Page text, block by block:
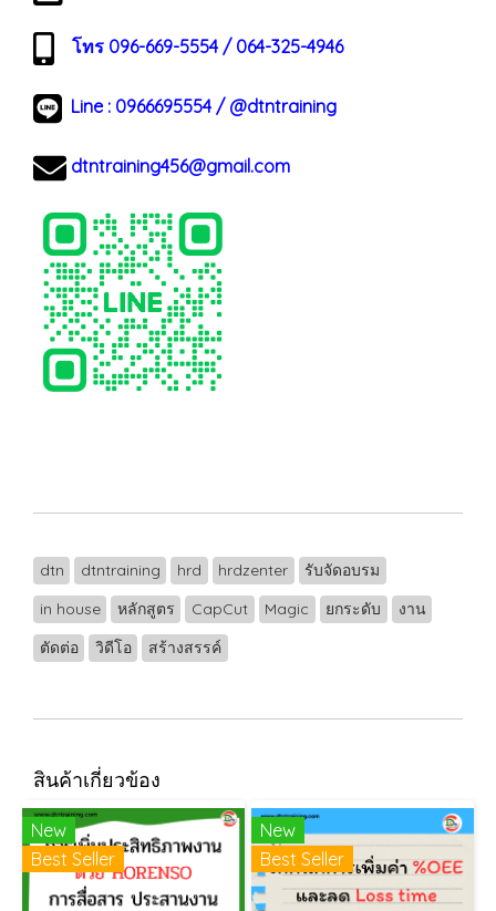
โทร 096-669-5554 / 064-325-4946
Line : 0966695554/ @dtntraining
dtntraining456@gmail.com
dtn dtntraining hrd hrdzenter
รับจัดอบรม
in house
หลักสูตร CapCut Magic ยกระดับ
งาน
ตัดต่อ
วิดีโอ สร้างสรรค์
สินค้าเกี่ยวข้อง
New
Best Seller
New
Best Seller